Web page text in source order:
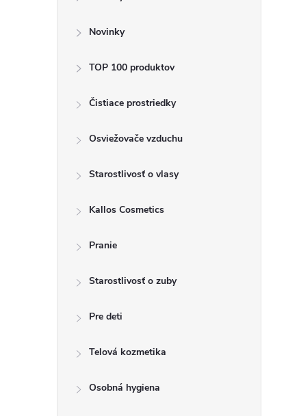
Novinky
TOP 100 produktov
Čistiace prostriedky
Osviežovače vzduchu
Starostlivosť o vlasy
Kallos Cosmetics
Pranie
Starostlivosť o zuby
Pre deti
Telová kozmetika
Osobná hygiena